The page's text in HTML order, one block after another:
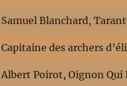
Samuel Blanchard,
Capitaine des archers
Albert Poirot, Oignon Qui